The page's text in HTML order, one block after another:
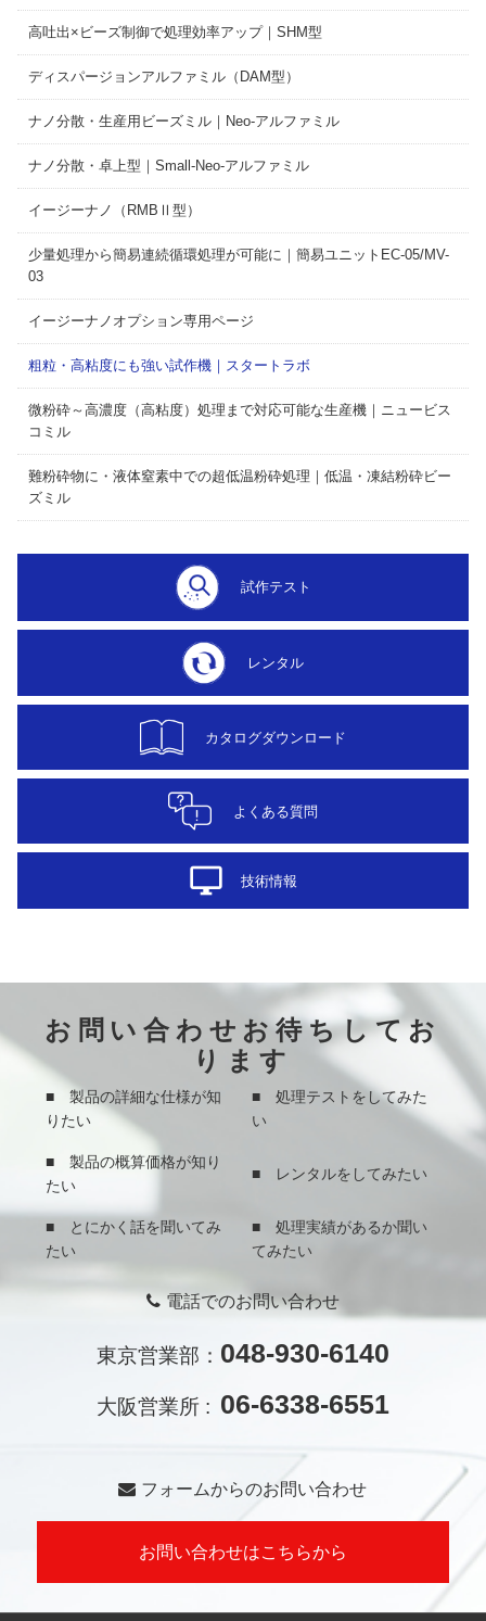
高吐出×ビーズ制御で処理効率アップ｜SHM型
ディスパージョンアルファミル（DAM型）
ナノ分散・生産用ビーズミル｜Neo-アルファミル
ナノ分散・卓上型｜Small-Neo-アルファミル
イージーナノ（RMBⅡ型）
少量処理から簡易連続循環処理が可能に｜簡易ユニットEC-05/MV-
03
イージーナノオプション専用ページ
粗粒・高粘度にも強い試作機｜スタートラボ
微粉砕～高濃度（高粘度）処理まで対応可能な生産機｜ニュービス
コミル
難粉砕物に・液体窒素中での超低温粉砕処理｜低温・凍結粉砕ビー
ズミル
試作テスト
レンタル
カタログダウンロード
よくある質問
desktop_windows 技術情報
お問い合わせお待ちしてお
ります
■ 製品の詳細な仕様が知
りたい
■ 処理テストをしてみた
い
■ 製品の概算価格が知り
たい
■ レンタルをしてみたい
■ とにかく話を聞いてみ
たい
■ 処理実績があるか聞い
てみたい
電話でのお問い合わせ
東京営業部： 048-930-6140
大阪営業所 : 06-6338-6551
フォームからのお問い合わせ
お問い合わせはこちらから